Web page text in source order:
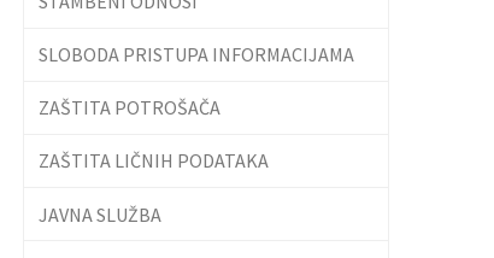
SLOBODA PRISTUPA INFORMACIJAMA
ZAŠTITA POTROŠAČA
ZAŠTITA LIČNIH PODATAKA
JAVNA SLUŽBA